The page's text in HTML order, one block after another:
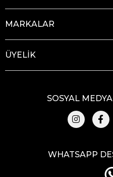
MARKALAR
ÜYELİK
SOSYAL
WHATSAPP